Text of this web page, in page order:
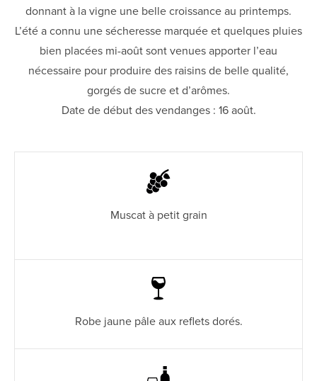
donnant à la vigne une belle croissance au printemps.
L’été a connu une sécheresse marquée et quelques pluies
bien placées mi-août sont venues apporter l’eau
nécessaire pour produire des raisins de belle qualité,
gorgés de sucre et d’arômes.
Date de début des vendanges : 16 août.
Muscat à petit grain
Robe jaune pâle aux reflets dorés.